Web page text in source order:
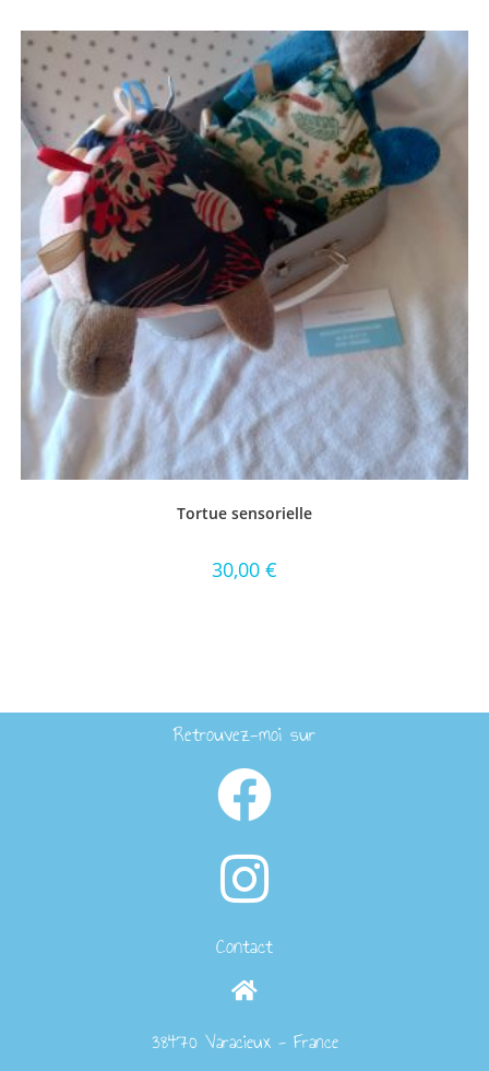
Tortue sensorielle
30,00 €
Retrouvez-moi sur
Contact
38470 Varacieux - France